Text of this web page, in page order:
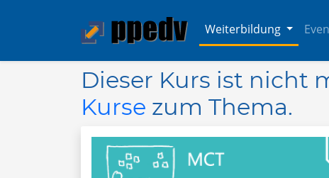
Weiterbildung
Dieser Kurs ist nicht
Kurse zum Thema.